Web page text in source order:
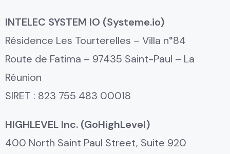
INTELEC SYSTEM IO (Systeme.io)
Résidence Les Tourterelles – Villa n°84
Route de Fatima – 97435 Saint-Paul – La
Réunion
SIRET : 823 755 483 00018
HIGHLEVEL Inc. (GoHighLevel)
400 North Saint Paul Street, Suite 920